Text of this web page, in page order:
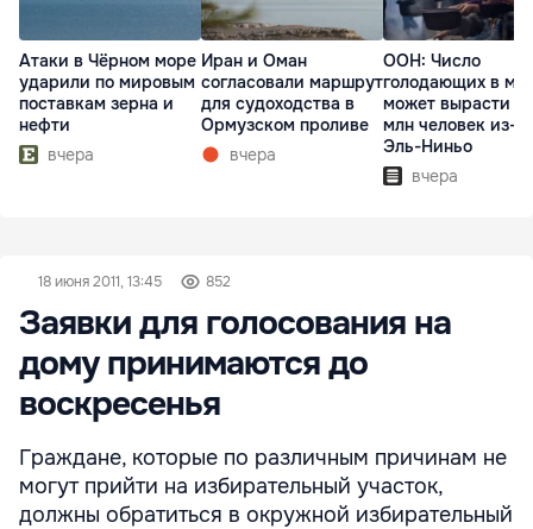
Атаки в Чёрном море
ударили по мировым
поставкам зерна и
нефти
вчера
Иран и Оман
согласовали маршрут
для судоходства в
Ормузском проливе
вчера
ООН: Число
голодающих в
может вырасти
млн человек из-за
Эль-Ниньо
вчера
18 июня 2011, 13:45 852
Заявки для голосования на
дому принимаются до
воскресенья
Граждане, которые по различным причинам не
могут прийти на избирательный участок,
должны обратиться в окружной избирательный